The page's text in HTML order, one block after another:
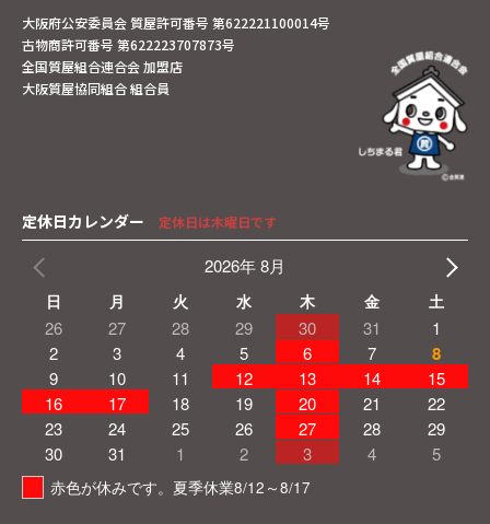
大阪府公安委員会 質屋許可番号 第622221100014号
古物商許可番号 第622223707873号
全国質屋組合連合会 加盟店
大阪質屋協同組合 組合員
定休日カレンダー 定休日は木曜日です
2026年 8月
日 月 火 水 木 金 土
26 27 28 29 30 31
1
2
3 4 5 6 7 8
9 10 11 12 13 14
15
16
17 18 19 20 21
22
23
24 25 26 27 28
29
30
31 1 2 3 4 5
赤色が休みです。夏季休業8/12～8/17